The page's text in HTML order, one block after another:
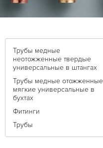
Трубы медные
неотожженные твердые
универсальные в штангах
Трубы медные отожженные
мягкие универсальные в
бухтах
Фитинги
Трубы